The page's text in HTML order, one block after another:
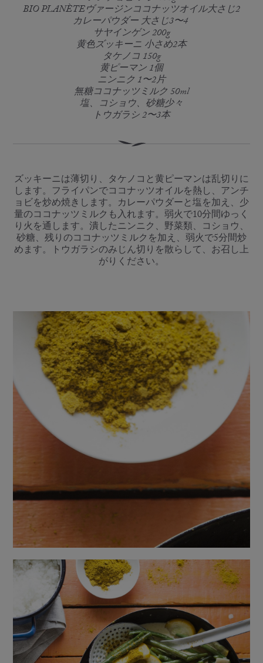
BIO PLANÈTEヴァージンココナッツオイル大さじ2
カレーパウダー 大さじ3〜4
サヤインゲン 200g
黄色ズッキーニ 小さめ2本
タケノコ 150g
黄ピーマン 1個
ニンニク 1〜2片
無糖ココナッツミルク 50ml
塩、コショウ、砂糖少々
トウガラシ 2〜3本
ズッキーニは薄切り、タケノコと黄ピーマンは乱切りに
します。フライパンでココナッツオイルを熱し、アンチ
ョビを炒め焼きします。カレーパウダーと塩を加え、少
量のココナッツミルクも入れます。弱火で10分間ゆっく
り火を通します。潰したニンニク、野菜類、コショウ、
砂糖、残りのココナッツミルクを加え、弱火で5分間炒
めます。トウガラシのみじん切りを散らして、お召し上
がりください。